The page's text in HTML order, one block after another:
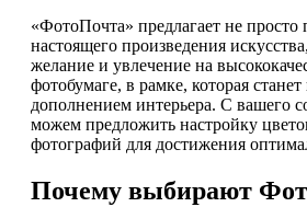
«ФотоПочта» предлагает не просто
настоящего произведения
желание и увлечение на
фотобумаге, в рамке, которая
дополнением интерьера. С вашего
можем предложить настройку
фотографий для достижения
Почему выбирают